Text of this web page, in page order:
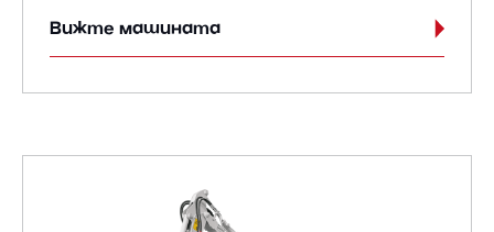
Вижте машината